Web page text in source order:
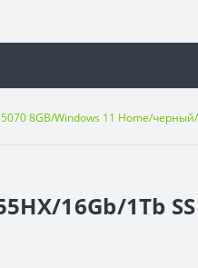
5070 8GB/Windows 11 Home/
16Gb/1Tb